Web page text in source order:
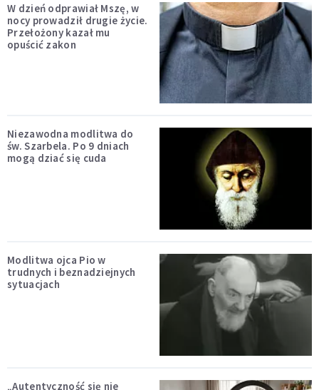
W dzień odprawiał Mszę, w
nocy prowadził drugie życie.
Przełożony kazał mu
opuścić zakon
Niezawodna modlitwa do
św. Szarbela. Po 9 dniach
mogą dziać się cuda
Modlitwa ojca Pio w
trudnych i beznadziejnych
sytuacjach
„Autentyczność się nie